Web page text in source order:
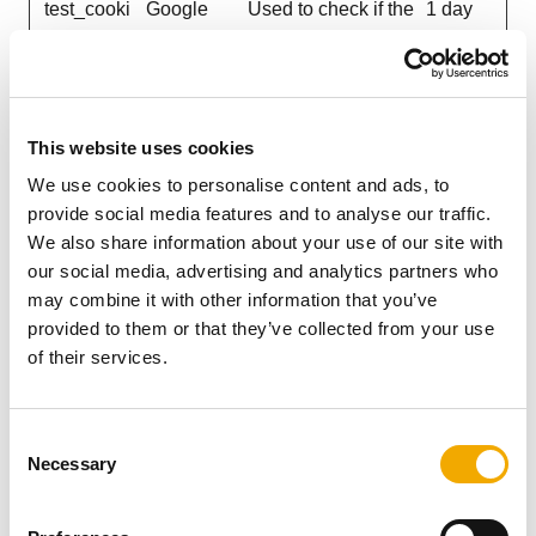
This website uses cookies
We use cookies to personalise content and ads, to
provide social media features and to analyse our traffic.
We also share information about your use of our site with
our social media, advertising and analytics partners who
may combine it with other information that you’ve
provided to them or that they’ve collected from your use
of their services.
Necessary
test_cooki
Google
Used to check if the
1 day
Preferences (4)
Preference cookies enable a website to remember
information that changes the way the website
behaves or looks, like your preferred language or the
region that you are in.
e
on